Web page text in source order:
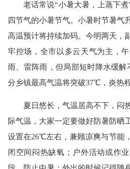
老话常说“小暑大暑，上蒸下煮
四节气的小暑节气。小暑时节暑气
高温预计将持续加码。今明两天，
牢控场，全市以多云天气为主，
雨、雷阵雨，但局部短时降水缓解
分乡镇最高气温将突破37℃，炎热
夏日悠长，气温居高不下，闷
际气温，大家一定要做好防暑防晒
设置在26℃左右，兼顾凉爽与节能
闭空间闷热缺氧；户外活动或作